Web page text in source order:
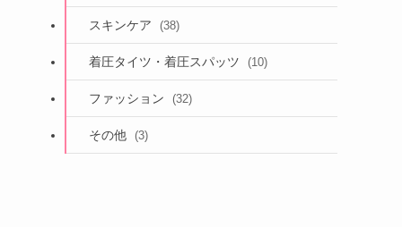
スキンケア (38)
着圧タイツ・着圧スパッツ (10)
ファッション (32)
その他 (3)